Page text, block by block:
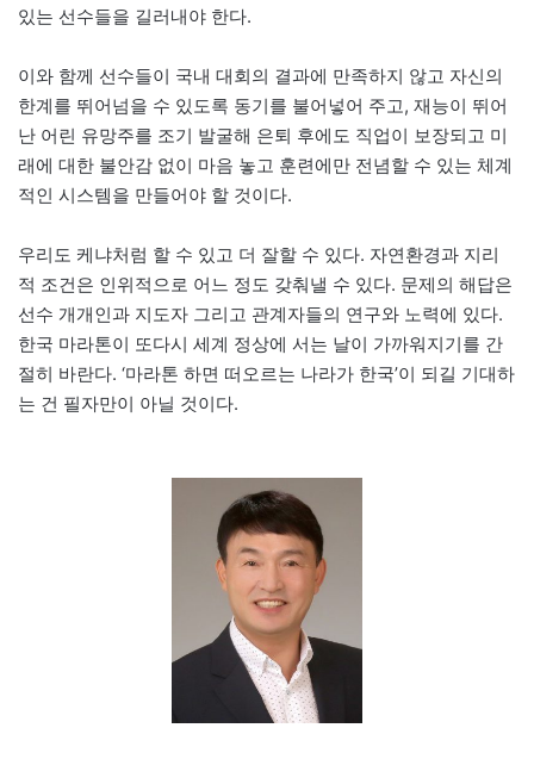
있는 선수들을 길러내야 한다.
이와 함께 선수들이 국내 대회의 결과에 만족하지 않고 자신의
한계를 뛰어넘을 수 있도록 동기를 불어넣어 주고, 재능이 뛰어
난 어린 유망주를 조기 발굴해 은퇴 후에도 직업이 보장되고 미
래에 대한 불안감 없이 마음 놓고 훈련에만 전념할 수 있는 체계
적인 시스템을 만들어야 할 것이다.
우리도 케냐처럼 할 수 있고 더 잘할 수 있다. 자연환경과 지리
적 조건은 인위적으로 어느 정도 갖춰낼 수 있다. 문제의 해답은
선수 개개인과 지도자 그리고 관계자들의 연구와 노력에 있다.
한국 마라톤이 또다시 세계 정상에 서는 날이 가까워지기를 간
절히 바란다. ‘마라톤 하면 떠오르는 나라가 한국’이 되길 기대하
는 건 필자만이 아닐 것이다.